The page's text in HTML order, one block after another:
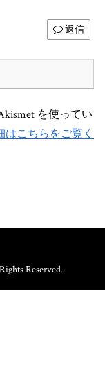
返信
を使ってい
こちらをご覧く
Reserved.